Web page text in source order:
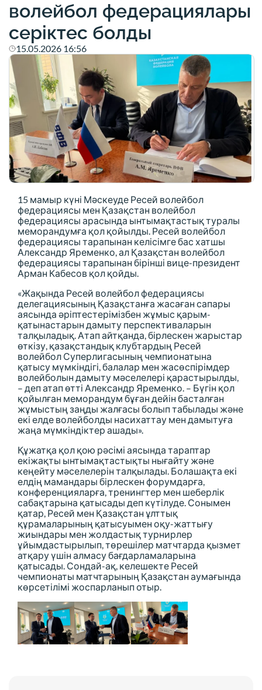
волейбол федерациялары
серіктес болды
15.05.2026 16:56
15 мамыр күні Мәскеуде Ресей волейбол
федерациясы мен Қазақстан волейбол
федерациясы арасында ынтымақтастық туралы
меморандумға қол қойылды. Ресей волейбол
федерациясы тарапынан келісімге бас хатшы
Александр Яременко, ал Қазақстан волейбол
федерациясы тарапынан бірінші вице-президент
Арман Кабесов қол қойды.
«Жақында Ресей волейбол федерациясы
делегациясының Қазақстанға жасаған сапары
аясында әріптестерімізбен жұмыс қарым-
қатынастарын дамыту перспективаларын
талқыладық. Атап айтқанда, бірлескен жарыстар
өткізу, қазақстандық клубтардың Ресей
волейбол Суперлигасының чемпионатына
қатысу мүмкіндігі, балалар мен жасөспірімдер
волейболын дамыту мәселелері қарастырылды,
– деп атап өтті Александр Яременко. – Бүгін қол
қойылған меморандум бұған дейін басталған
жұмыстың заңды жалғасы болып табылады және
екі елде волейболды насихаттау мен дамытуға
жаңа мүмкіндіктер ашады».
Құжатқа қол қою рәсімі аясында тараптар
екіжақты ынтымақтастықты нығайту және
кеңейту мәселелерін талқылады. Болашақта екі
елдің мамандары бірлескен форумдарға,
конференцияларға, тренингтер мен шеберлік
сабақтарына қатысады деп күтілуде. Сонымен
қатар, Ресей мен Қазақстан ұлттық
құрамаларының қатысуымен оқу-жаттығу
жиындары мен жолдастық турнирлер
ұйымдастырылып, төрешілер матчтарда қызмет
атқару үшін алмасу бағдарламаларына
қатысады. Сондай-ақ, келешекте Ресей
чемпионаты матчтарының Қазақстан аумағында
көрсетілімі жоспарланып отыр.